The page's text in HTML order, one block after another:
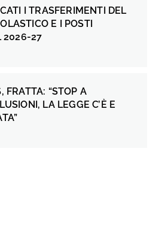
I TRASFERIMENTI DEL
E I POSTI
2026-27
FRATTA: “STOP A
LA LEGGE C’È E